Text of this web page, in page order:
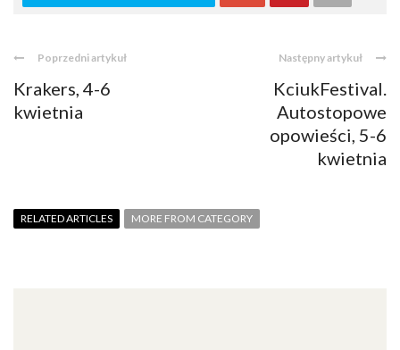
Poprzedni artykuł
Krakers, 4-6
kwietnia
Następny artykuł
KciukFestival.
Autostopowe
opowieści, 5-6
kwietnia
RELATED ARTICLES MORE FROM CATEGORY